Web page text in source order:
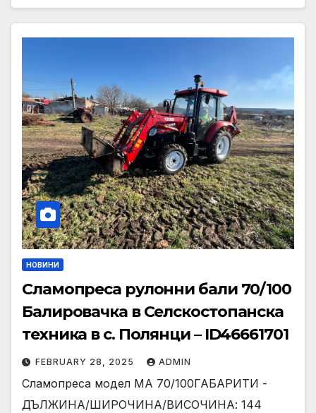
НОВИНИ
Сламопреса рулонни бали 70/100
Балировачка в Селскостопанска
техника в с. Полянци – ID46661701
FEBRUARY 28, 2025 ADMIN
Сламопреса модел МА 70/100ГАБАРИТИ -
ДЪЛЖИНА/ШИРОЧИНА/ВИСОЧИНА: 144